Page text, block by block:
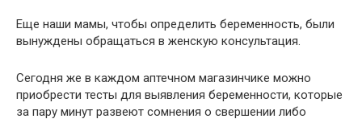
Еще наши мамы, чтобы определить беременность, были
вынуждены обращаться в женскую консультация.
Сегодня же в каждом аптечном магазинчике можно
приобрести тесты для выявления беременности, которые
за пару минут развеют сомнения о свершении либо